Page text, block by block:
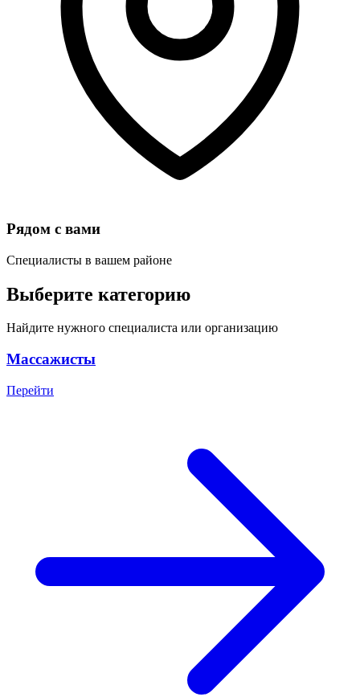
Рядом с вами
Специалисты в вашем районе
Выберите категорию
Найдите нужного специалиста или организацию
Массажисты
Перейти